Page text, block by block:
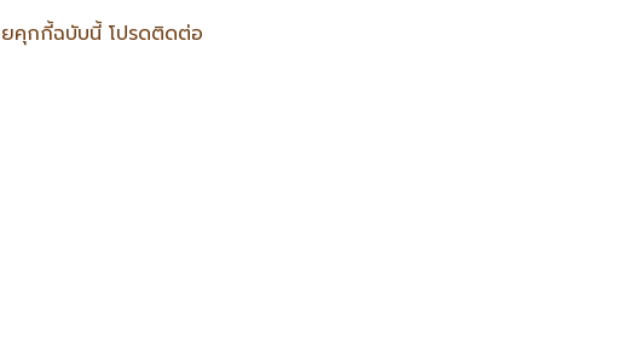
ยคุกกี้ฉบับนี้ โปรดติดต่อ